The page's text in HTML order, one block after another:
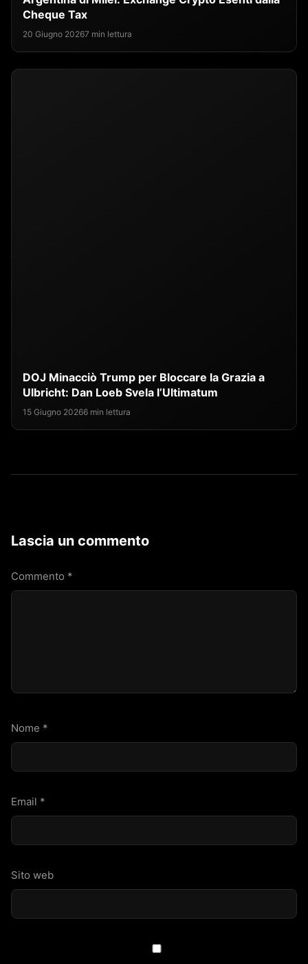
Cheque Tax
20 Giugno 20267 min lettura
DOJ Minacciò Trump per Bloccare la Grazia a
Ulbricht: Dan Loeb Svela l’Ultimatum
15 Giugno 20266 min lettura
Lascia un commento
Commento *
Nome *
Email *
Sito web